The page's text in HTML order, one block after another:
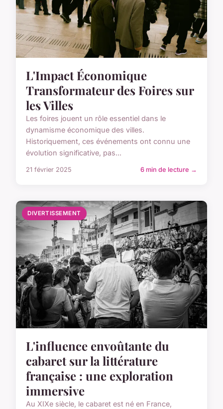
L'Impact Économique
Transformateur des Foires sur
les Villes
Les foires jouent un rôle essentiel dans le
dynamisme économique des villes.
Historiquement, ces événements ont connu une
évolution significative, pas...
21 février 2025 6 min de lecture →
DIVERTISSEMENT
L'influence envoûtante du
cabaret sur la littérature
française : une exploration
immersive
Au XIXe siècle, le cabaret est né en France,